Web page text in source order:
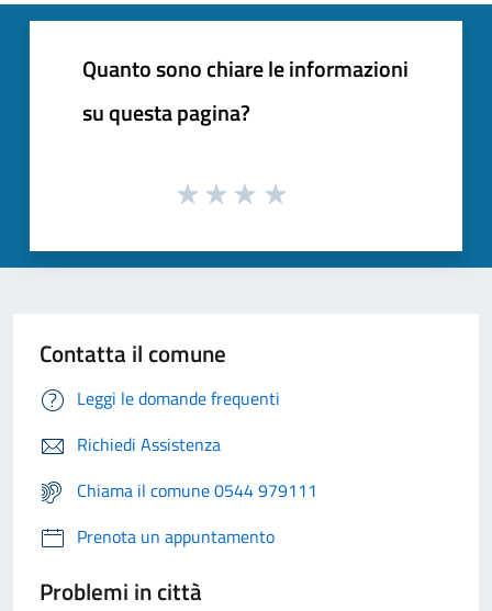
Quanto sono chiare le informazioni
su questa pagina?
Contatta il comune
Leggi le domande frequenti
Richiedi Assistenza
Chiama il comune 0544 979111
Prenota un appuntamento
Problemi in città